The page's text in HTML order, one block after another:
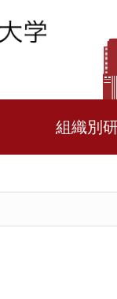
組織別